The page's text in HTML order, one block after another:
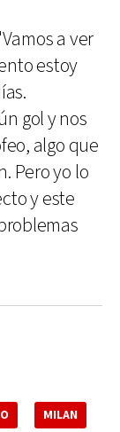
a ver
estoy
gol y nos
algo que
Pero yo lo
y este
MILAN